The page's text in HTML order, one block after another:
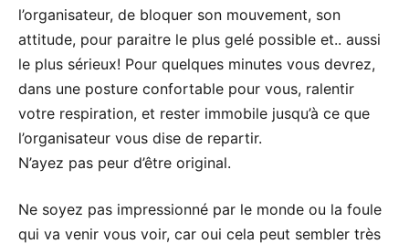
l’organisateur, de bloquer son mouvement, son
attitude, pour paraitre le plus gelé possible et.. aussi
le plus sérieux! Pour quelques minutes vous devrez,
dans une posture confortable pour vous, ralentir
votre respiration, et rester immobile jusqu’à ce que
l’organisateur vous dise de repartir.
N’ayez pas peur d’être original.
Ne soyez pas impressionné par le monde ou la foule
qui va venir vous voir, car oui cela peut sembler très